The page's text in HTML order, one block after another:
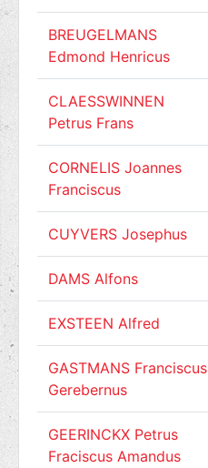
BREUGELMANS
Edmond Henricus
CLAESSWINNEN
Petrus Frans
CORNELIS Joannes
Franciscus
CUYVERS Josephus
DAMS Alfons
EXSTEEN Alfred
GASTMANS Franciscus
Gerebernus
GEERINCKX Petrus
Fraciscus Amandus